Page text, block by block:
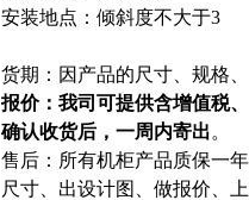
安装地点：倾斜度不大于3
货期：因产品的尺寸、规格
报价：我司可提供含增值税
确认收货后，一周内寄出。
售后：所有机柜产品质保一
尺寸、出设计图、做报价、